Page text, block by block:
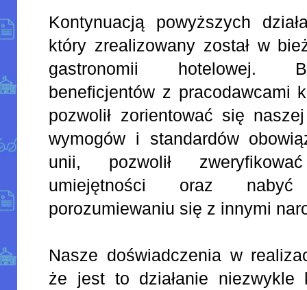
Kontynuacją powyższych
który zrealizowany został w
gastronomii hotelowej.
beneficjentów z pracodawcami
pozwolił zorientować się
wymogów i standardów
unii, pozwolił
umiejętności oraz
porozumiewaniu się z innymi
Nasze doświadczenia w
że jest to działanie niezwykle